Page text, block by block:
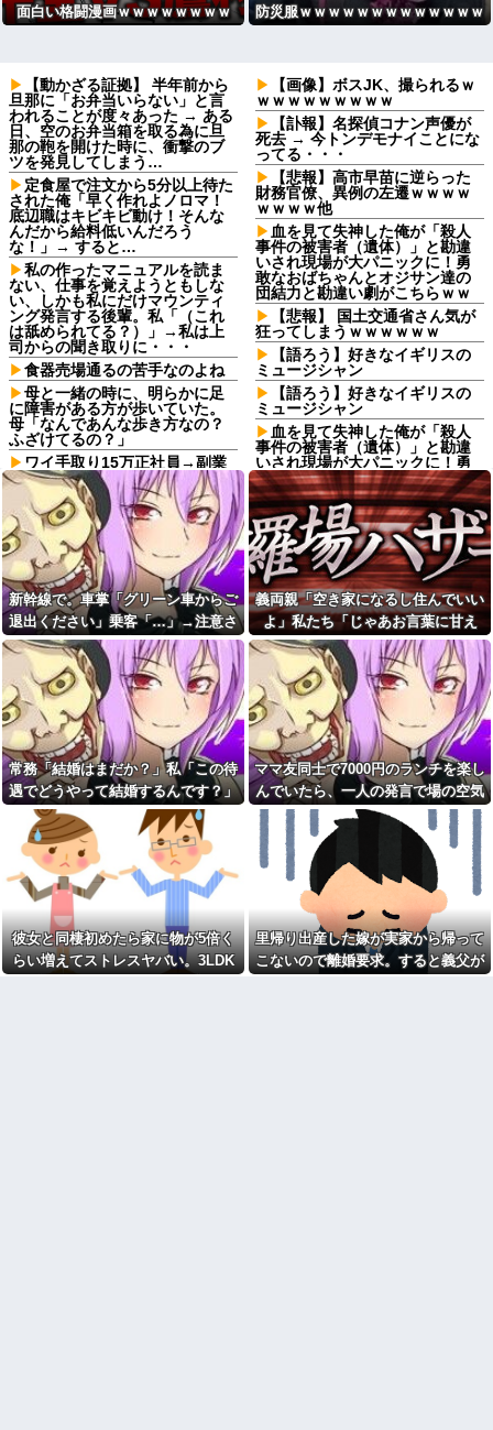
面白い格闘漫画ｗｗｗｗｗｗｗｗ
防災服ｗｗｗｗｗｗｗｗｗｗｗｗｗ
【動かざる証拠】 半年前から
旦那に「お弁当いらない」と言
われることが度々あった → ある
日、空のお弁当箱を取る為に旦
那の鞄を開けた時に、衝撃のブ
ツを発見してしまう…
定食屋で注文から5分以上待た
された俺「早く作れよノロマ！
底辺職はキビキビ動け！そんな
んだから給料低いんだろう
な！」→ すると…
私の作ったマニュアルを読ま
ない、仕事を覚えようともしな
い、しかも私にだけマウンティ
ング発言する後輩。私「（これ
は舐められてる？）」→私は上
司からの聞き取りに・・・
食器売場通るの苦手なのよね
母と一緒の時に、明らかに足
に障害がある方が歩いていた。
母「なんであんな歩き方なの？
ふざけてるの？」
ワイ手取り15万正社員→副業
でウーバーやってるんやが金が
ない
有吉「『俺テレビ見ない』っ
て言う奴おかしいだろ。団子屋
で『団子食べない』って言う
か？」
【衝撃画像】中学生「先生！
水泳で水着になるのイヤで
す！」先生「分かった」→結果
まさかの『こう』なってしまうw
w w w w w w
【速報】ワイ、嫁とのセッ■ス
が終了したけど質問ある？
【緊急】お笑いジャングルポ
ケット斉藤慎二被告に懲役7年の
求刑←これ…
夫を亡くした1週間後、義父か
ら資産一覧を送るよう求められ
た。数日後には葬儀費用の負担
と死亡保険金を含む資産の3分の
1を請求されて…
私が事故にあったとき、枕元
でトメと私の保険金の使い道に
ついて談笑してて愛情が冷め
た。トメと無職の僕ちゃんで生
きてけよ
久々にすごい割り込みおっさ
んを見たわ
男「俺なら絶対やり返す！」
【画像】ボスJK、撮られるｗ
ｗｗｗｗｗｗｗｗｗ
【訃報】名探偵コナン声優が
死去 → 今トンデモナイことにな
ってる・・・
【悲報】高市早苗に逆らった
財務官僚、異例の左遷ｗｗｗｗ
ｗｗｗｗ他
血を見て失神した俺が「殺人
事件の被害者（遺体）」と勘違
いされ現場が大パニックに！勇
敢なおばちゃんとオジサン達の
団結力と勘違い劇がこちらｗｗ
【悲報】 国土交通省さん気が
狂ってしまうｗｗｗｗｗｗ
【語ろう】好きなイギリスの
ミュージシャン
【語ろう】好きなイギリスの
ミュージシャン
血を見て失神した俺が「殺人
事件の被害者（遺体）」と勘違
いされ現場が大パニックに！勇
敢なおばちゃんとオジサン達の
団結力と勘違い劇がこちらｗｗ
先に帰宅して先に夕飯を食べ
る旦那。私が帰宅して食器を洗
うんだけど何度言っても旦那が
自分の食べた食器を水につけて
おいてくれない。「あっ忘れて
た」って言いながら何回も繰り
返す
妻の浮氣が発覚。俺「離婚
だ」妻の謝罪と子供の願いに根
負けして再構築し、２週間後に
また浮気。俺「今度こそ離婚
だ」妻「離婚するなら飛び降り
る！」俺「ご自由に＾＾」→結
果
同性から見て魅力のない女性
【たけしの挑戦状】アプリ版
で配信開始 伝説のクソゲーだ
よ。
女「赤ちゃん抱っこしてみま
すか～？w」ワイ（やめろおおお
おおおおおおおおおおお）
【画像】このボケて、破壊力
ありすぎてクッソワロタｗｗｗ
ｗｗｗｗｗｗ
コトメの結婚式で、知らない
間にお祝いの歌を弾き語りする
事になってた
新幹線で。車掌「グリーン車からご
退出ください」乗客「…」→注意さ
れても動かない乗客を見ていたら、
その直後まさかの展開に…
義両親「空き家になるし住んでいい
よ」私たち「じゃあお言葉に甘え
て…」→引っ越した途端、予想外の
出来事が待っていて…
常務「結婚はまだか？」私「この待
遇でどうやって結婚するんです？」
→飲み会で本音を返したら場が静ま
り返って…
ママ友同士で7000円のランチを楽し
んでいたら、一人の発言で場の空気
が凍りついた。その理由とは…
彼女と同棲初めたら家に物が5倍く
らい増えてストレスヤバい。3LDK
里帰り出産した嫁が実家から帰って
こないので離婚要求。すると義父が